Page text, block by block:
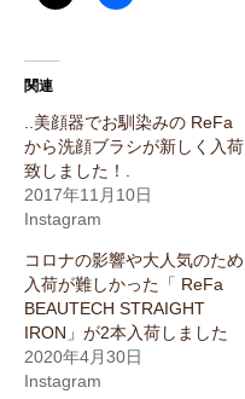
関連
..美顔器でお馴染みの ReFa
から洗顔ブラシが新しく入荷
致しました！.
2017年11月10日
Instagram
コロナの影響や大人気のため
入荷が難しかった「 ReFa
BEAUTECH STRAIGHT
IRON」が2本入荷しました
2020年4月30日
Instagram